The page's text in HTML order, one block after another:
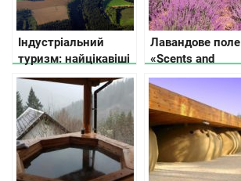
Індустріальний
туризм: найцікавіші
об’єкти для
подорожі
Лавандове поле
«Scents and
Sensations».